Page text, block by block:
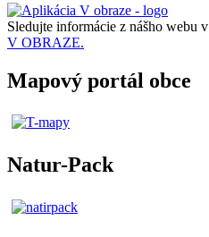
Sledujte informácie z nášho webu v
V OBRAZE.
Mapový portál obce
Natur-Pack